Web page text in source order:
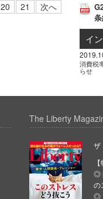
20 21 次へ
イ
消費税
らせ
The Liberty
ザ
◎
の
◎